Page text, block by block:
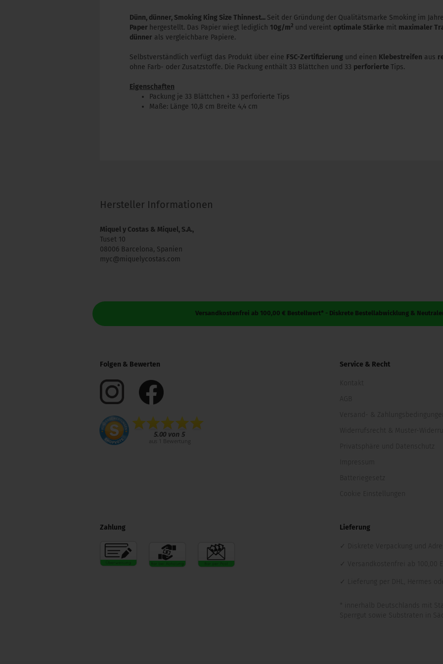
Dünn, dünner, Smoking King Size Thinnest... Seit der Gründung der Qualitätsmarke Smoking im
Paper hergestellt. Das Papier wiegt lediglich 10g/m2 und vereint optimale Stärke mit maximaler
dünner als vergleichbare Papiere.
Selbstverständlich verfügt das Produkt über eine FSC-Zertifizierung und einen Klebestreifen aus
ohne Farb- oder Zusatzstoffe. Die Packung enthält 33 Blättchen und 33 perforierte Tips.
Eigenschaften
Packung je 33 Blättchen + 33 perforierte Tips
Maße: Länge 10,8 cm Breite 4,4 cm
Hersteller Informationen
Miquel y Costas & Miquel, S.A.,
Tuset 10
08006 Barcelona, Spanien
myc@miquelycostas.com
Versandkostenfrei ab 100,00 € Bestellwert* - Diskrete Bestellabwicklung &
Folgen & Bewerten Service & Recht
Kontakt
AGB
Versand- & Zahlungsbedingungen
Widerrufsrecht & Muster-
Privatsphäre und Datenschutz
Impressum
Batteriegesetz
Cookie Einstellungen
Zahlung Lieferung
Diskrete Verpackung und
Versandkostenfrei ab 100,00
Lieferung per DHL, Hermes
* innerhalb Deutschlands mit
Sperrgut sowie Substraten in